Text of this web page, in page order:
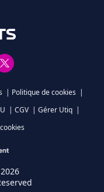
| Politique de cookies |
| CGV | Gérer Utiq |